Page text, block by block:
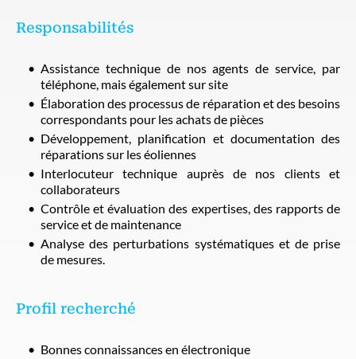
Responsabilités
Assistance technique de nos agents de service, par
téléphone, mais également sur site
Élaboration des processus de réparation et des besoins
correspondants pour les achats de pièces
Développement, planification et documentation des
réparations sur les éoliennes
Interlocuteur technique auprès de nos clients et
collaborateurs
Contrôle et évaluation des expertises, des rapports de
service et de maintenance
Analyse des perturbations systématiques et de prise
de mesures.
Profil recherché
Bonnes connaissances en électronique